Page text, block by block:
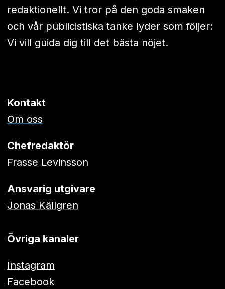
redaktionellt. Vi tror på den goda smaken
och vår publicistiska tanke lyder som följer:
Vi vill guida dig till det bästa nöjet.
Kontakt
Om oss
Chefredaktör
Frasse Levinsson
Ansvarig utgivare
Jonas Källgren
Övriga kanaler
Instagram
Facebook